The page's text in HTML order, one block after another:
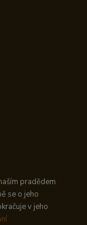
pradědem
se o jeho
v jeho